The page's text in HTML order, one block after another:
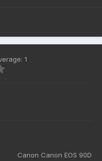
1
Canon Canon EOS 90D